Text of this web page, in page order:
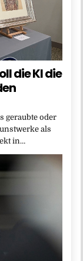
die KI die
geraubte oder
als
in…